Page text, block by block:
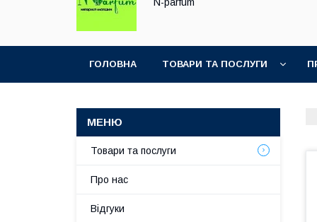
ГОЛОВНА ТОВАРИ ТА ПОСЛУГИ
Товари та послуги
Про нас
Відгуки